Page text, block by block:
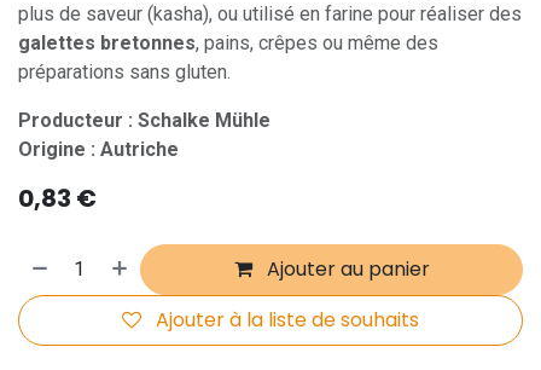
plus de saveur (kasha), ou utilisé en farine pour réaliser des
galettes bretonnes, pains, crêpes ou même des
préparations sans gluten.
Producteur : Schalke Mühle
Origine : Autriche
0,83 €
Ajouter au panier
Ajouter à la liste de souhaits